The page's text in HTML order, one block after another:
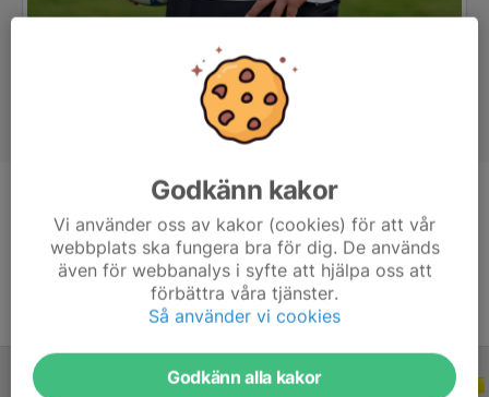
-
Ålder
15 år
ALLA SERIER ALLA ÅR
Godkänn kakor
Vi använder oss av kakor (cookies) för att vår
webbplats ska fungera bra för dig. De används
även för webbanalys i syfte att hjälpa oss att
förbättra våra tjänster.
Så använder vi cookies
Godkänn alla kakor